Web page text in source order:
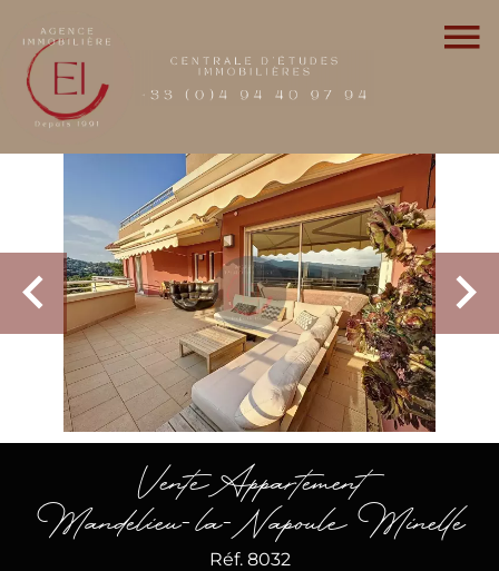
Vente Appartement
Mandelieu-la-Napoule Minelle
Réf. 8032